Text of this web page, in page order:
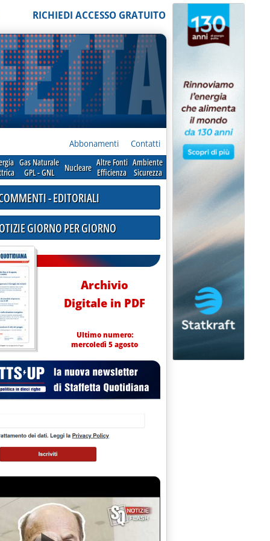
RICHIEDI ACCESSO GRATUITO
Abbonamenti Contatti
Gas Naturale
GPL - GNL
Nucleare Altre Fonti
Efficienza
Ambiente
Sicurezza
Sassoli e Braga
la “rete sostenibile” di Giovannini'
- EDITORIALI
GIORNO PER GIORNO
Archivio
Digitale in PDF
Ultimo numero:
mercoledì 5 agosto